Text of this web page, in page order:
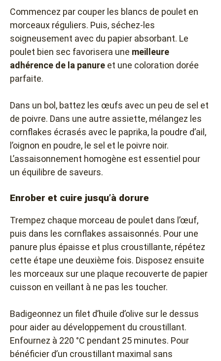
Commencez par couper les blancs de poulet en
morceaux réguliers. Puis, séchez-les
soigneusement avec du papier absorbant. Le
poulet bien sec favorisera une meilleure
adhérence de la panure et une coloration dorée
parfaite.
Dans un bol, battez les œufs avec un peu de sel et
de poivre. Dans une autre assiette, mélangez les
cornflakes écrasés avec le paprika, la poudre d’ail,
l’oignon en poudre, le sel et le poivre noir.
L’assaisonnement homogène est essentiel pour
un équilibre de saveurs.
Enrober et cuire jusqu’à dorure
Trempez chaque morceau de poulet dans l’œuf,
puis dans les cornflakes assaisonnés. Pour une
panure plus épaisse et plus croustillante, répétez
cette étape une deuxième fois. Disposez ensuite
les morceaux sur une plaque recouverte de papier
cuisson en veillant à ne pas les toucher.
Badigeonnez un filet d’huile d’olive sur le dessus
pour aider au développement du croustillant.
Enfournez à 220 °C pendant 25 minutes. Pour
bénéficier d’un croustillant maximal sans